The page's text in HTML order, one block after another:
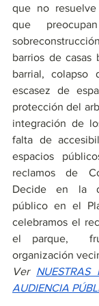
que no
que
barrios de casas
barrial, colapso
escasez de
protección del
integración de
falta de
espacios
reclamos de
Decide en la
público en el
celebramos el
el parque,
organización
Ver NUESTRAS
AUDIENCIA